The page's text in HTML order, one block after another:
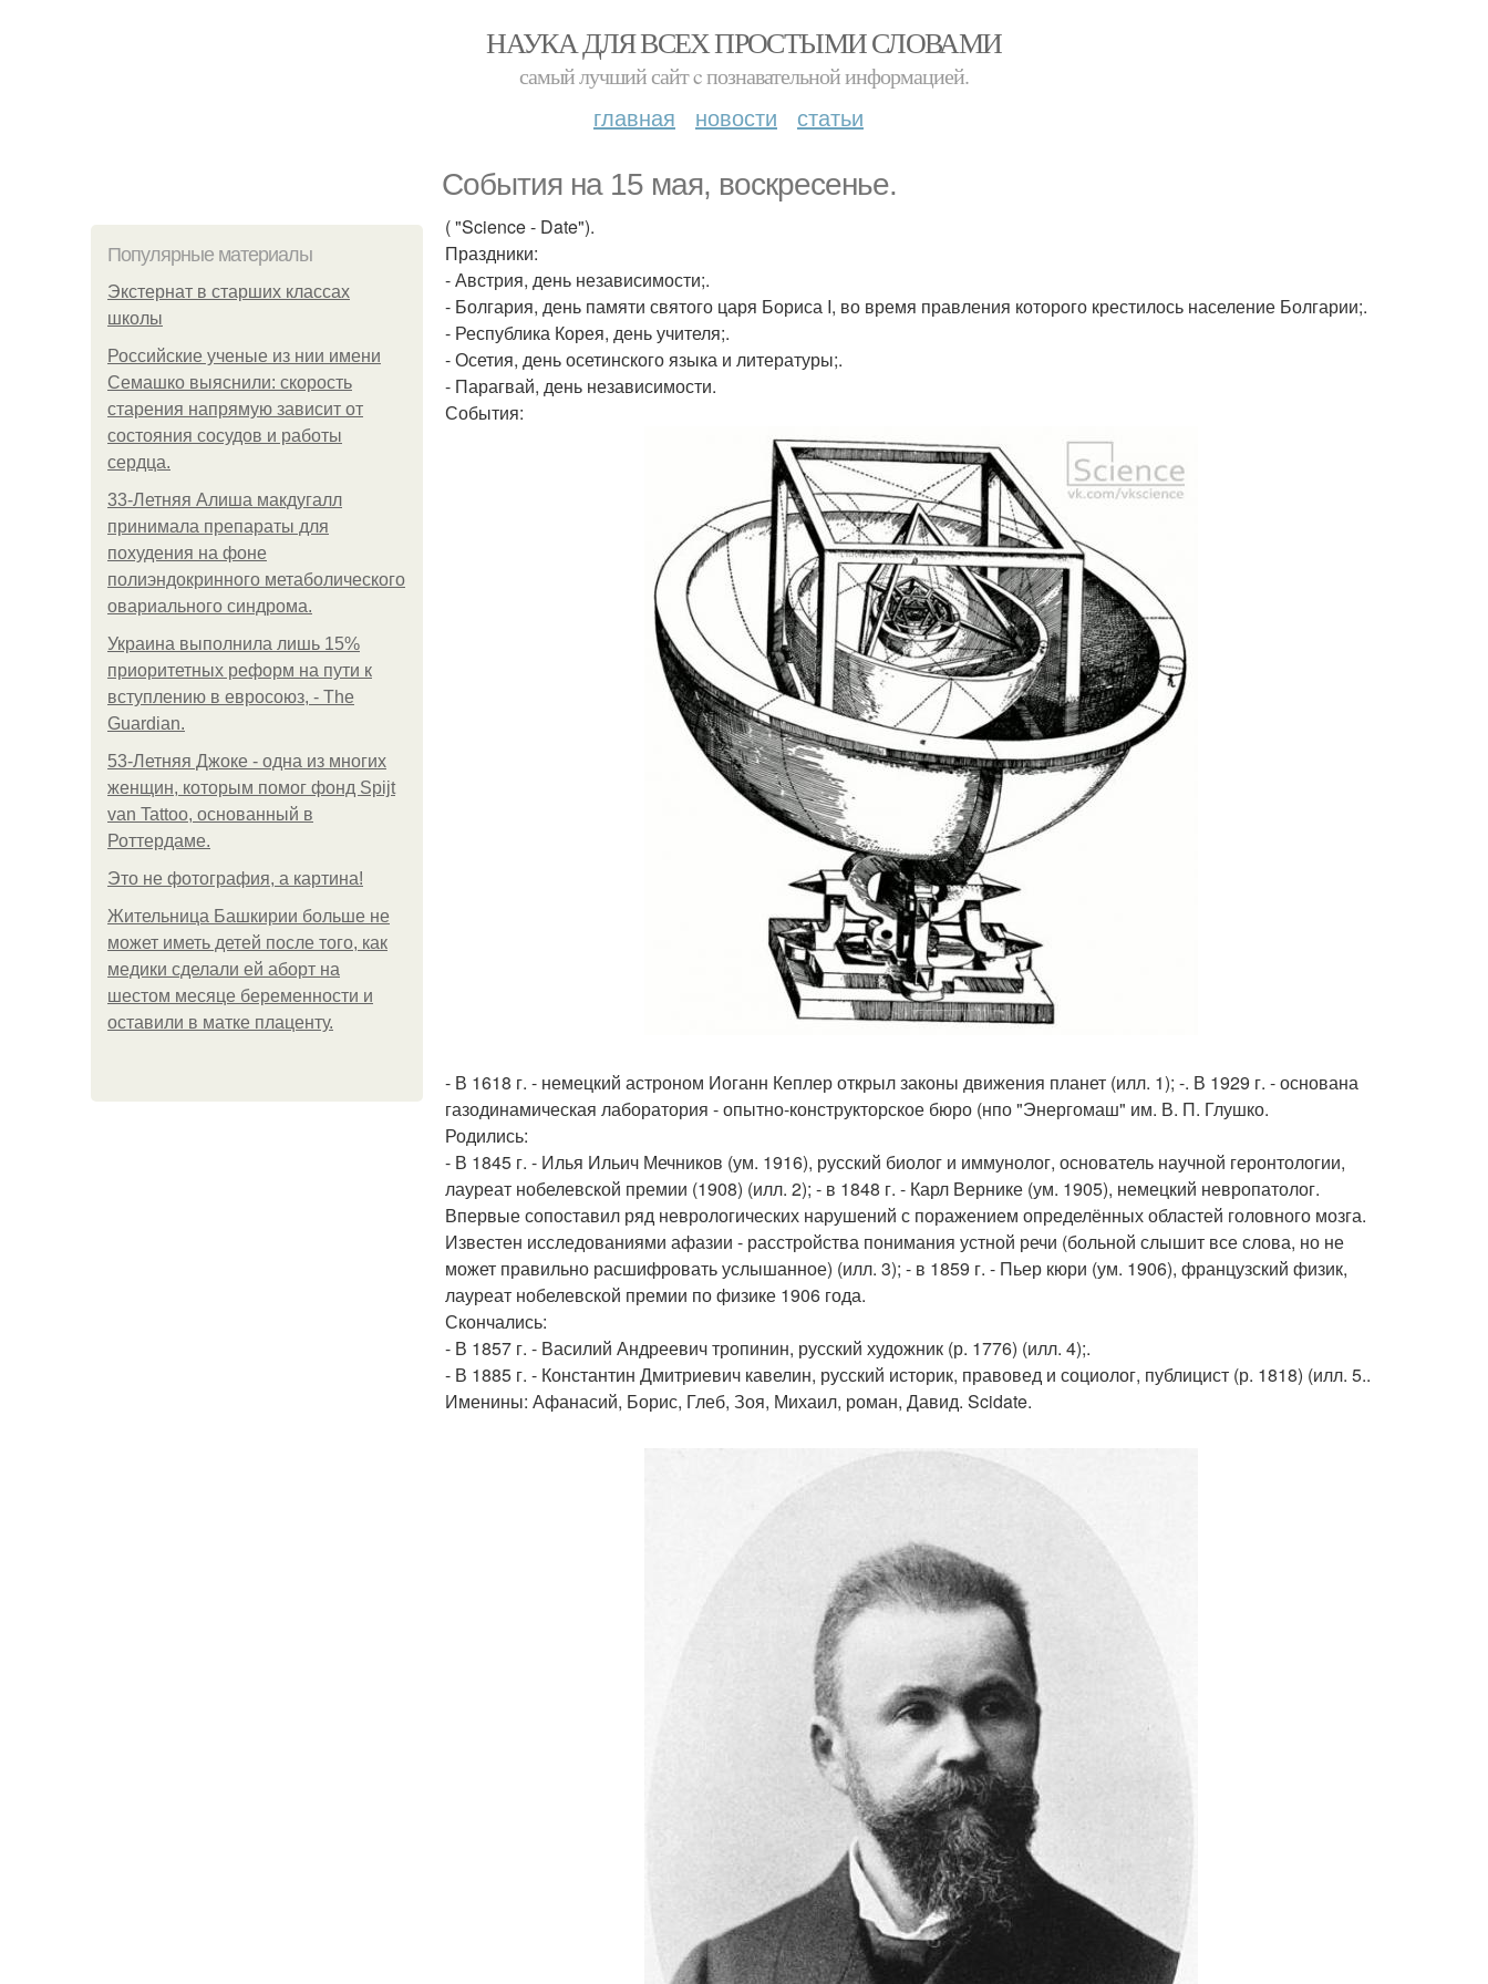
НАУКА ДЛЯ ВСЕХ ПРОСТЫМИ СЛОВАМИ
самый лучший сайт c познавательной информацией.
главная новости статьи
События на 15 мая, воскресенье.
Популярные материалы
Экстернат в старших классах
школы
Российские ученые из нии имени
Семашко выяснили: скорость
старения напрямую зависит от
состояния сосудов и работы
сердца.
33-Летняя Алиша макдугалл
принимала препараты для
похудения на фоне
полиэндокринного метаболического
овариального синдрома.
Украина выполнила лишь 15%
приоритетных реформ на пути к
вступлению в евросоюз, - The
Guardian.
53-Летняя Джоке - одна из многих
женщин, которым помог фонд Spijt
van Tattoo, основанный в
Роттердаме.
Это не фотография, а картина!
Жительница Башкирии больше не
может иметь детей после того, как
медики сделали ей аборт на
шестом месяце беременности и
оставили в матке плаценту.
( "Science - Date").
Праздники:
- Австрия, день независимости;.
- Болгария, день памяти святого царя Бориса I, во время правления которого крестилось население Болгарии;.
- Республика Корея, день учителя;.
- Осетия, день осетинского языка и литературы;.
- Парагвай, день независимости.
События:
- В 1618 г. - немецкий астроном Иоганн Кеплер открыл законы движения планет (илл. 1); -. В 1929 г. - основана
газодинамическая лаборатория - опытно-конструкторское бюро (нпо "Энергомаш" им. В. П. Глушко.
Родились:
- В 1845 г. - Илья Ильич Мечников (ум. 1916), русский биолог и иммунолог, основатель научной геронтологии,
лауреат нобелевской премии (1908) (илл. 2); - в 1848 г. - Карл Вернике (ум. 1905), немецкий невропатолог.
Впервые сопоставил ряд неврологических нарушений с поражением определённых областей головного мозга.
Известен исследованиями афазии - расстройства понимания устной речи (больной слышит все слова, но не
может правильно расшифровать услышанное) (илл. 3); - в 1859 г. - Пьер кюри (ум. 1906), французский физик,
лауреат нобелевской премии по физике 1906 года.
Скончались:
- В 1857 г. - Василий Андреевич тропинин, русский художник (р. 1776) (илл. 4);.
- В 1885 г. - Константин Дмитриевич кавелин, русский историк, правовед и социолог, публицист (р. 1818) (илл. 5..
Именины: Афанасий, Борис, Глеб, Зоя, Михаил, роман, Давид. Scidate.